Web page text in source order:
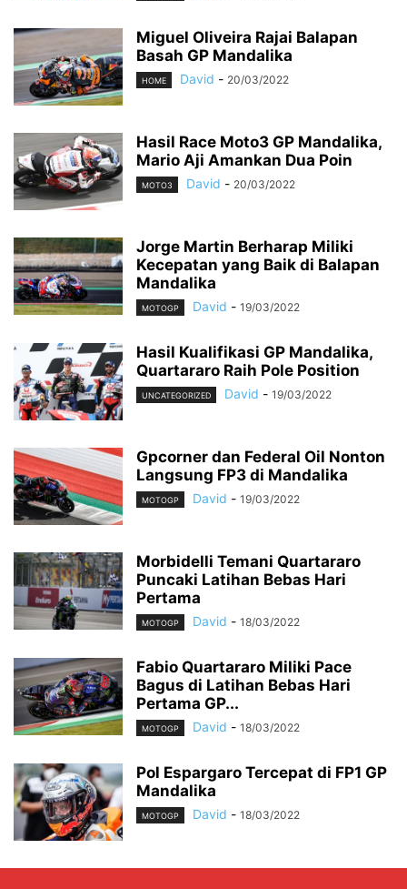
Miguel Oliveira Rajai Balapan
Basah GP Mandalika
HOME David - 20/03/2022
Hasil Race Moto3 GP Mandalika,
Mario Aji Amankan Dua Poin
MOTO3 David - 20/03/2022
Jorge Martin Berharap Miliki
Kecepatan yang Baik di Balapan
Mandalika
MOTOGP David - 19/03/2022
Hasil Kualifikasi GP Mandalika,
Quartararo Raih Pole Position
UNCATEGORIZED David - 19/03/2022
Gpcorner dan Federal Oil Nonton
Langsung FP3 di Mandalika
MOTOGP David - 19/03/2022
Morbidelli Temani Quartararo
Puncaki Latihan Bebas Hari
Pertama
MOTOGP David - 18/03/2022
Fabio Quartararo Miliki Pace
Bagus di Latihan Bebas Hari
Pertama GP...
MOTOGP David - 18/03/2022
Pol Espargaro Tercepat di FP1 GP
Mandalika
MOTOGP David - 18/03/2022